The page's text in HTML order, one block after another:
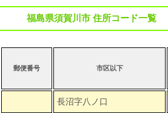
福島県須賀川市 住所コード一覧
郵便番号 市区以下
長沼字八ノ口